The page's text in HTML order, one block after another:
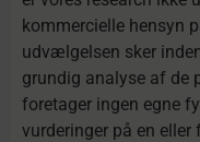
kommercielle hensyn
udvælgelsen sker
grundig analyse af de
foretager ingen egne
vurderinger på en